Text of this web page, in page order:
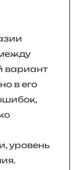
вариант
в его
уровень